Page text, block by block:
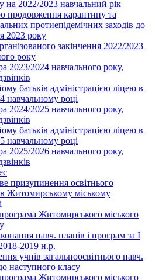
на 2022/2023 навчальний рік
продовження карантину та
протиепідемічних заходів до
2023 року
закінчення 2022/2023
року
2023/2024 навчального року,
батьків адміністрацією ліцею в
навчальному році
2024/2025 навчального року,
батьків адміністрацією ліцею в
навчальному році
2025/2026 навчального року,
призупинення освітнього
Житомирському міському
Житомирського міського
навч. планів і програм за І
2019 н.р.
учнів загальноосвітнього навч.
наступного класу
Житомирського міського